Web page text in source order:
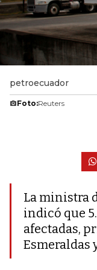
petroecuador
Foto:Reuters
La ministra
indicó que
afectadas,
Esmeraldas